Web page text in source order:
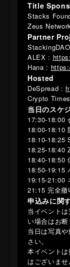
​Title
​Stacks
​Zeus
​Partner
​ALEX :
​Hana :
​Hosted
​DeSpread :
​Crypto
当日のスケ
​17:30-18:00
​18:00-18:10
​18:10-18:25
​18:25-18:40
​18:40-18:50
​18:50-19:15
​19:15-21:00
​21:15 完全撤
申込みに関
当イベント
い場合はお断
当日は写真
さい。
本イベント
はございませ